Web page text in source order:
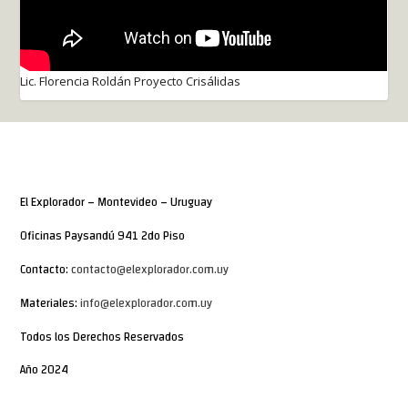
Lic. Florencia Roldán Proyecto Crisálidas
El Explorador – Montevideo – Uruguay
Oficinas Paysandú 941 2do Piso
Contacto:contacto@elexplorador.com.uy
Materiales:info@elexplorador.com.uy
Todos los Derechos Reservados
Año 2024